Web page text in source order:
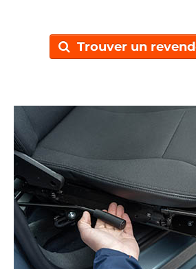
Trouver un